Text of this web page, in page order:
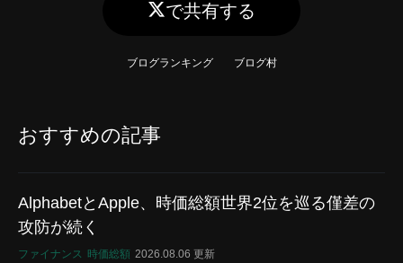
で共有する
ブログランキング ブログ村
おすすめの記事
AlphabetとApple、時価総額世界2位を巡る僅差の
攻防が続く
ファイナンス 時価総額 2026.08.06 更新